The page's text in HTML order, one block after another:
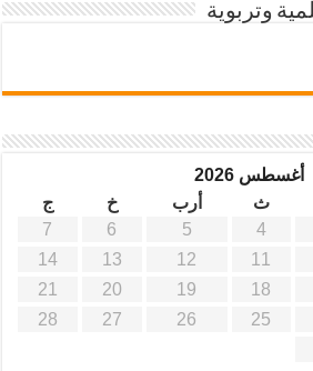
وتربوية
أغسطس 2026
ث أرب خ
ج
4
5
6
7
11
12
13
14
18
19
20
21
25
26
27
28